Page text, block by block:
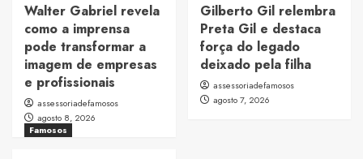
Walter Gabriel revela
como a imprensa
pode transformar a
imagem de empresas
e profissionais
assessoriadefamosos
agosto 8, 2026
Gilberto Gil relembra
Preta Gil e destaca
força do legado
deixado pela filha
assessoriadefamosos
agosto 7, 2026
Famosos